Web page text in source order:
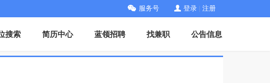
服务号 登录 注册
搜索 简历中心 蓝领招聘 找兼职 公告信息